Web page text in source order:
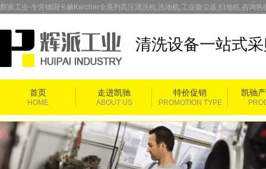
辉派工业-专营德国卡赫Karcher全系列高压清洗机,洗地机,工业吸尘器,扫地机,咨询
清洗设备一站式
首页 走进凯驰 特价促销 凯驰
HOME ABOUT US PROMOTION TYPE